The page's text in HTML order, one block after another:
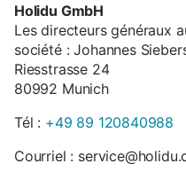
Holidu GmbH
Les directeurs généraux
société : Johannes
Riesstrasse 24
80992 Munich
Tél : +49 89 120840988
Courriel :